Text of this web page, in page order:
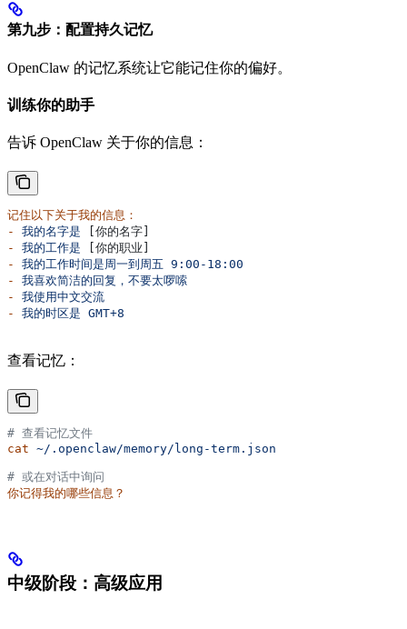
第九步：配置持久记忆
OpenClaw 的记忆系统让它能记住你的偏好。
训练你的助手
告诉 OpenClaw 关于你的信息：
记住以下关于我的信息：
-
我的名字是 [你的名字]
-
我的工作是 [你的职业]
-
我的工作时间是周一到周五 9:00-18:00
-
我喜欢简洁的回复，不要太啰嗦
-
我使用中文交流
-
我的时区是 GMT+8
查看记忆：
# 查看记忆文件
cat ~/.openclaw/memory/long-term.json
# 或在对话中询问
你记得我的哪些信息？
中级阶段：高级应用